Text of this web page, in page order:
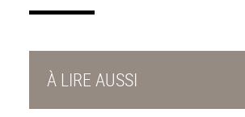
À LIRE AUSSI